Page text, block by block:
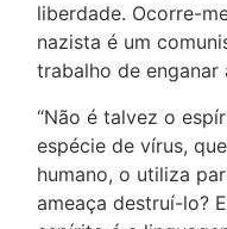
liberdade. Ocorre-
nazista é um
trabalho de enganar
“Não é talvez o
espécie de vírus,
humano, o utiliza
ameaça destruí-lo?